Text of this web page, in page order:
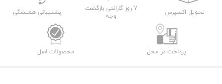
تحویل اکسپرس
7 روز گارانتی بازگشت
وجه
پشتیبانی همیشگی
پرداخت در محل محصولات اصل